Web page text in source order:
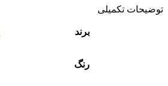
توضیحات تکمیلی
برند
رنگ